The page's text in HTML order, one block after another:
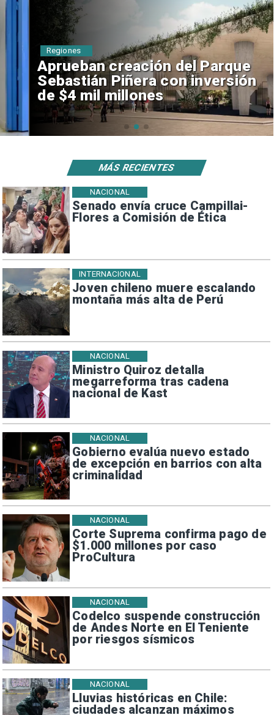
Aprueban creación del Parque
Sebastián Piñera con inversión
de $4 mil millones
Regiones
Senado envía cruce Campillai-
Flores a Comisión de Ética
NACIONAL
Joven chileno muere escalando
montaña más alta de Perú
INTERNACIONAL
Ministro Quiroz detalla
megarreforma tras cadena
nacional de Kast
NACIONAL
Gobierno evalúa nuevo estado
de excepción en barrios con alta
criminalidad
NACIONAL
Corte Suprema confirma pago de
$1.000 millones por caso
ProCultura
NACIONAL
Codelco suspende construcción
de Andes Norte en El Teniente
por riesgos sísmicos
NACIONAL
Lluvias históricas en Chile:
ciudades alcanzan máximos
NACIONAL
MÁS RECIENTES